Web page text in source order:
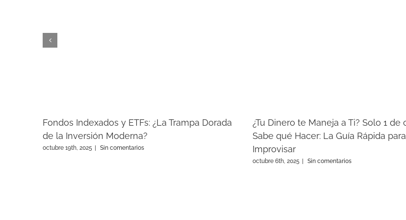
Fondos Indexados y ETFs: ¿La Trampa Dorada
de la Inversión Moderna?
octubre 19th, 2025 Sin comentarios
¿Tu Dinero te Maneja a Ti? Solo 1 de
Sabe qué Hacer: La Guía Rápida
Improvisar
octubre 6th, 2025 Sin comentarios